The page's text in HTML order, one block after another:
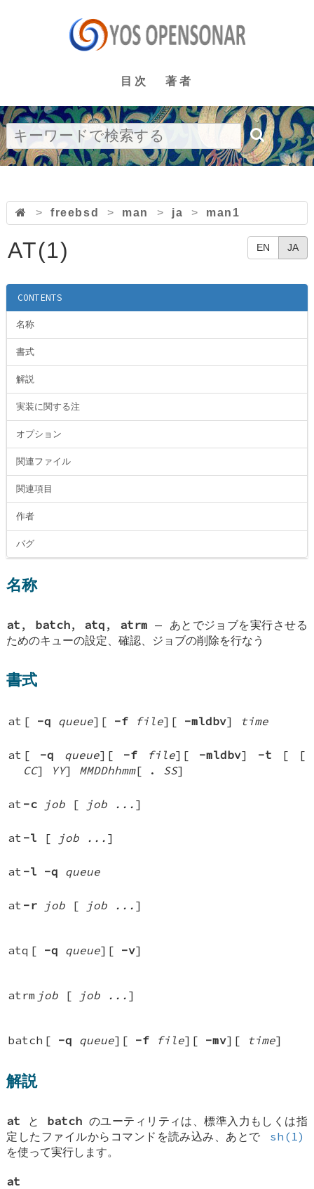
目次 著者
> freebsd > man > ja > man1
EN JA
AT(1)
CONTENTS
名称
書式
解説
実装に関する注
オプション
関連ファイル
関連項目
作者
バグ
名称
at , batch, atq , atrm — あとでジョブを実行させる
ためのキューの設定、確認、ジョブの削除を行なう
書式
at [ -q queue][ -f file][ -mldbv] time
at [ -q queue][ -f file][ -mldbv] -t [
[
CC] YY] MMDDhhmm[ . SS]
at -c job [ job ... ]
at -l [ job ... ]
at -l -q queue
at -r job [ job ... ]
atq [ -q queue][ -v]
atrm job [ job ... ]
batch [ -q queue][ -f file][ -mv][ time]
解説
at と batchのユーティリティは、標準入力もしくは指
定したファイルからコマンドを読み込み、あとで
sh(1)
を使って実行します。
at